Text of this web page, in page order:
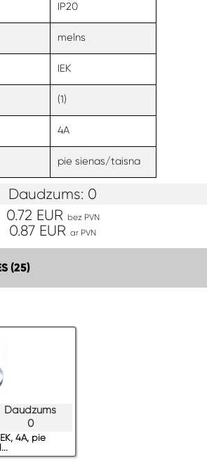
IP20
melns
IEK
(1)
4A
pie sienas/taisna
Daudzums: 0
0.72 EUR bez PVN
0.87 EUR ar PVN
(25)
Daudzums
0
4A, pie